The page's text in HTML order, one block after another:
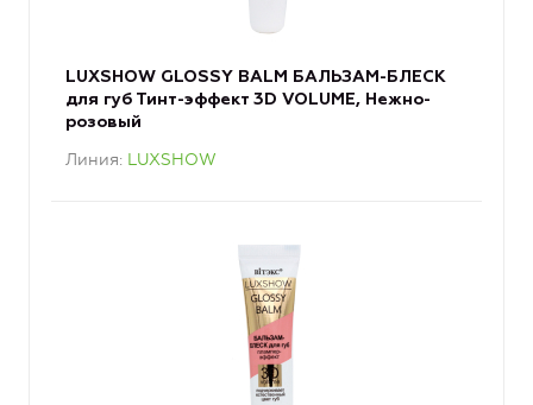
LUXSHOW GLOSSY BALM БАЛЬЗАМ-БЛЕСК
для губ Тинт-эффект 3D VOLUME, Нежно-
розовый
Линия LUXSHOW